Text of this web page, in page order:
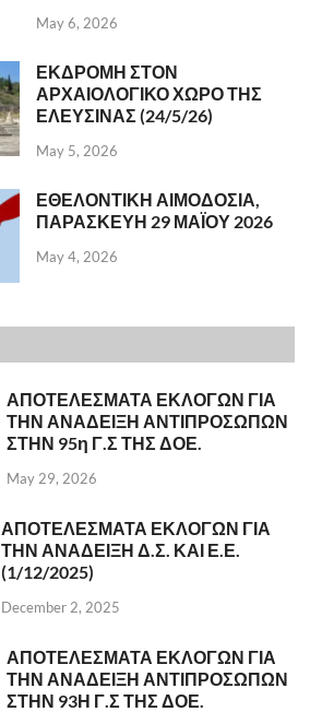
May 6, 2026
ΕΚΔΡΟΜΗ ΣΤΟΝ
ΑΡΧΑΙΟΛΟΓΙΚΟ ΧΩΡΟ ΤΗΣ
ΕΛΕΥΣΙΝΑΣ (24/5/26)
May 5, 2026
ΕΘΕΛΟΝΤΙΚΗ ΑΙΜΟΔΟΣΙΑ,
ΠΑΡΑΣΚΕΥΗ 29 ΜΑΪΟΥ 2026
May 4, 2026
ΑΠΟΤΕΛΕΣΜΑΤΑ ΕΚΛΟΓΩΝ ΓΙΑ
ΤΗΝ ΑΝΑΔΕΙΞΗ ΑΝΤΙΠΡΟΣΩΠΩΝ
ΣΤΗΝ 95η Γ.Σ ΤΗΣ ΔΟΕ.
May 29, 2026
ΑΠΟΤΕΛΕΣΜΑΤΑ ΕΚΛΟΓΩΝ ΓΙΑ
ΤΗΝ ΑΝΑΔΕΙΞΗ Δ.Σ. ΚΑΙ Ε.Ε.
(1/12/2025)
December 2, 2025
ΑΠΟΤΕΛΕΣΜΑΤΑ ΕΚΛΟΓΩΝ ΓΙΑ
ΤΗΝ ΑΝΑΔΕΙΞΗ ΑΝΤΙΠΡΟΣΩΠΩΝ
ΣΤΗΝ 93Η Γ.Σ ΤΗΣ ΔΟΕ.